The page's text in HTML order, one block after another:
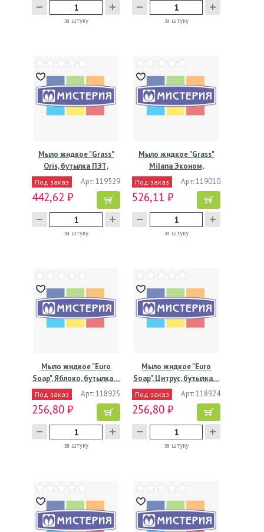
за штуку за штуку
Мыло жидкое "Grass"
Oris, бутылка ПЭТ,
5000…
Под заказ Арт: 119529
442,62 ₽
за штуку
Мыло жидкое "Grass"
Milana Эконом,
бутылка…
Под заказ Арт: 119010
526,11 ₽
за штуку
Мыло жидкое "Euro
Soap", Яблоко, бутылка…
Под заказ Арт: 118925
256,80 ₽
за штуку
Мыло жидкое "Euro
Soap", Цитрус, бутылка…
Под заказ Арт: 118924
256,80 ₽
за штуку